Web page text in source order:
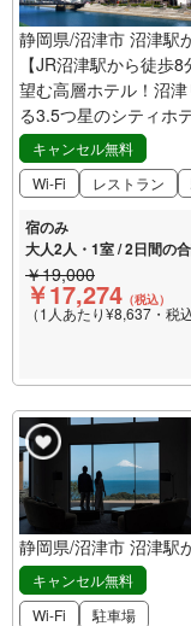
静岡県/沼津市 沼津駅
【JR沼津駅から徒歩
望む高層ホテル！沼
る3.5つ星のシティホ
キャンセル無料
Wi-Fi
レストラン
宿のみ
大人2人・1室 / 2日間の
￥19,000
￥17,274 （税込）
（1人あたり¥8,637・税込
静岡県/沼津市 沼津駅
キャンセル無料
Wi-Fi
駐車場